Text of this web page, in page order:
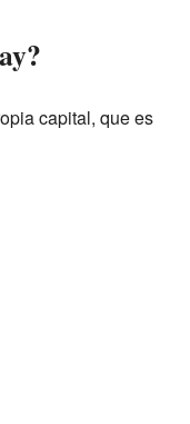
capital, que es